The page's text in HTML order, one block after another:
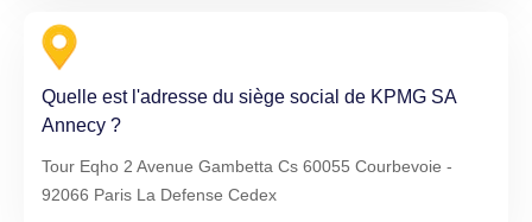
Quelle est l'adresse du siège social de KPMG SA
Annecy ?
Tour Eqho 2 Avenue Gambetta Cs 60055 Courbevoie -
92066 Paris La Defense Cedex